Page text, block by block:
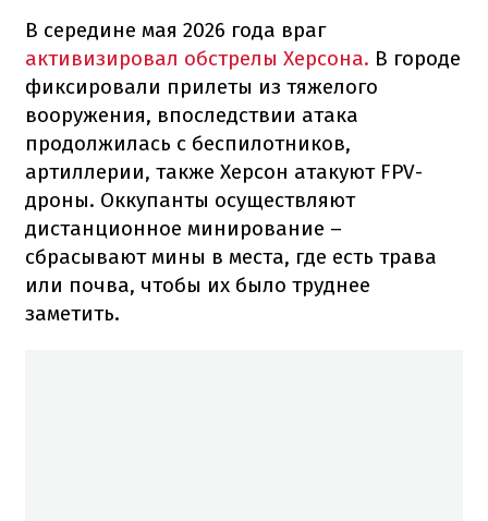
В середине мая 2026 года враг
активизировал обстрелы Херсона. В городе
фиксировали прилеты из тяжелого
вооружения, впоследствии атака
продолжилась с беспилотников,
артиллерии, также Херсон атакуют FPV-
дроны. Оккупанты осуществляют
дистанционное минирование –
сбрасывают мины в места, где есть трава
или почва, чтобы их было труднее
заметить.